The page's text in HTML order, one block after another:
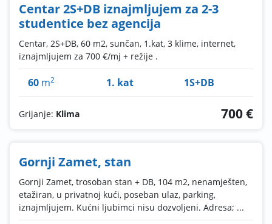
Centar 2S+DB iznajmljujem za 2-3
studentice bez agencija
Centar, 2S+DB, 60 m2, sunčan, 1.kat, 3 klime, internet,
iznajmljujem za 700 €/mj + režije .
60 m2 1. kat 1S+DB
Grijanje: Klima 700 €
Gornji Zamet, stan
Gornji Zamet, trosoban stan + DB, 104 m2, nenamješten,
etažiran, u privatnoj kući, poseban ulaz, parking,
iznajmljujem. Kućni ljubimci nisu dozvoljeni. Adresa; ...